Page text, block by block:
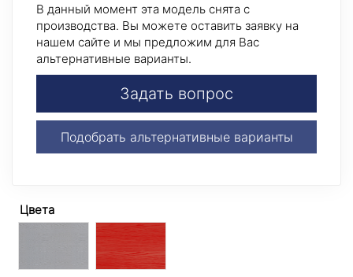
В данный момент эта модель снята с
производства. Вы можете оставить заявку на
нашем сайте и мы предложим для Вас
альтернативные варианты.
Задать вопрос
Подобрать альтернативные варианты
Цвета